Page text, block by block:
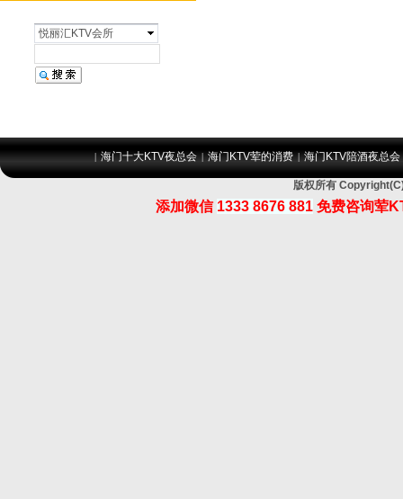
悦丽汇KTV会所
|海门十大KTV夜总会 |海门KTV荤的消费 |海门KTV陪酒夜总会
版权所有
添加微信 1333 8676 881 免费咨询荤